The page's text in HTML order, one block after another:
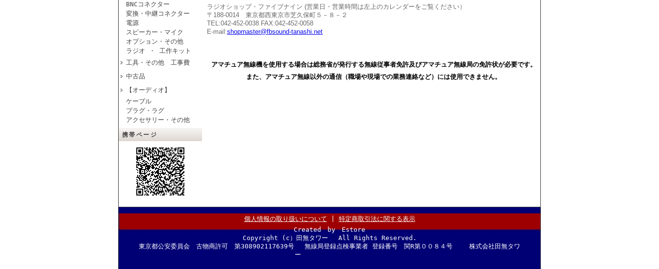
BNCコネクター
変換・中継コネクター
電源
スピーカー・マイク
オプション・その他
ラジオ ・ 工作キット
工具・その他 工事費
中古品
【オーディオ】
ケーブル
プラグ・ラグ
アクセサリー・その他
携帯ページ
ラジオショップ・ファイブナイン (営業日・営業時間は左上のカレンダーをご覧ください）
〒188-0014 東京都西東京市芝久保町５－８－２
TEL:042-452-0038 FAX:042-452-0058
E-mail:shopmaster@fbsound-tanashi.net
アマチュア無線機を使用する場合は総務省が発行する無線従事者免許及びアマチュア無線局の免許状が必要です。
また、アマチュア無線以外の通信（職場や現場での業務連絡など）には使用できません。
個人情報の取り扱いについて
特定商取引法に関する表示
Created by Estore
Copyright (c）田無タワー All Rights Reserved.
東京都公安委員会 古物商許可 第308902117639号 無線局登録点検事業者 登録番号 関R第００８４号 株式会社田無タワ
ー